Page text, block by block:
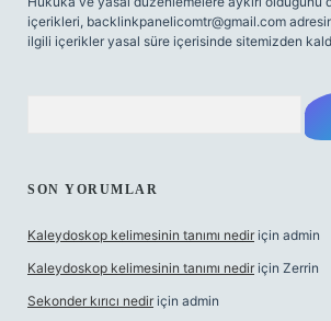
içerikleri, backlinkpanelicomtr@gmail.com
ilgili içerikler yasal süre içerisinde sitemizden
SON YORUMLAR
Kaleydoskop kelimesinin tanımı nedir için admin
Kaleydoskop kelimesinin tanımı nedir için Zerrin
Sekonder kırıcı nedir için admin